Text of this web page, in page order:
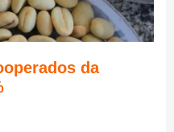
da